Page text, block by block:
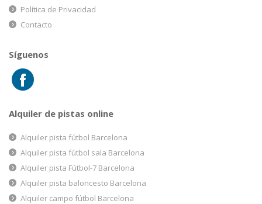
Política de Privacidad
Contacto
Síguenos
Alquiler de pistas online
Alquiler pista fútbol Barcelona
Alquiler pista fútbol sala Barcelona
Alquiler pista Fútbol-7 Barcelona
Alquiler pista baloncesto Barcelona
Alquiler campo fútbol Barcelona